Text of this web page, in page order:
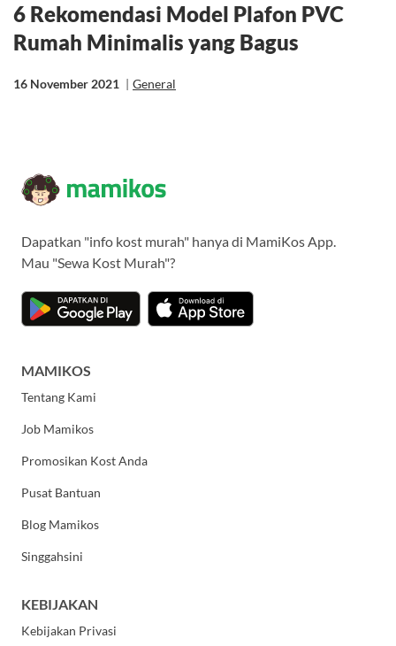
6 Rekomendasi Model Plafon PVC
Rumah Minimalis yang Bagus
16 November 2021 | General
Dapatkan "info kost murah" hanya di MamiKos App.
Mau "Sewa Kost Murah"?
MAMIKOS
Tentang Kami
Job Mamikos
Promosikan Kost Anda
Pusat Bantuan
Blog Mamikos
Singgahsini
KEBIJAKAN
Kebijakan Privasi